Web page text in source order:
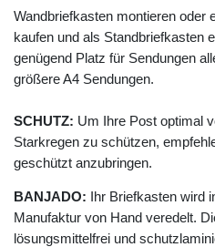
Wandbriefkasten montieren oder
kaufen und als Standbriefkasten
genügend Platz für Sendungen
größere A4 Sendungen.
SCHUTZ: Um Ihre Post optimal
Starkregen zu schützen,
geschützt anzubringen.
BANJADO: Ihr Briefkasten wird
Manufaktur von Hand veredelt.
lösungsmittelfrei und